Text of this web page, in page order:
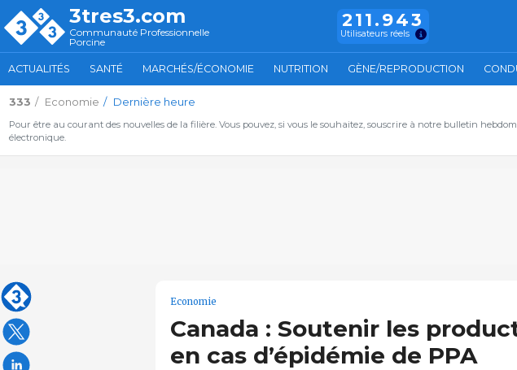
3tres3.com
Communauté Professionnelle
Porcine
211.943
Utilisateurs réels
ACTUALITÉS SANTÉ MARCHÉS/ÉCONOMIE NUTRITION GÈNE/REPRODUCTION
333 Economie Dernière heure
Pour être au courant des nouvelles de la filière. Vous pouvez, si vous le souhaitez, souscrire à notre bulletin
électronique.
Economie
Canada : Soutenir les
en cas d’épidémie de PPA